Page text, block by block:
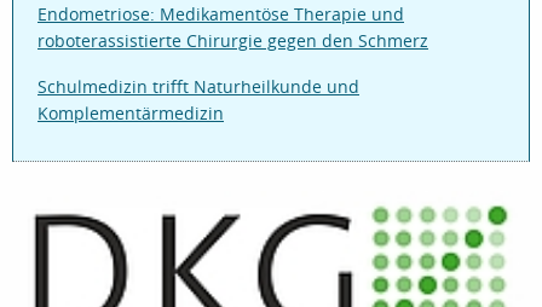
Endometriose: Medikamentöse Therapie und
roboterassistierte Chirurgie gegen den Schmerz
Schulmedizin trifft Naturheilkunde und
Komplementärmedizin